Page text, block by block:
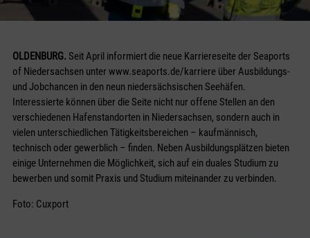
OLDENBURG. Seit April informiert die neue Karriereseite der Seaports
of Niedersachsen unter www.seaports.de/karriere über Ausbildungs-
und Jobchancen in den neun niedersächsischen Seehäfen.
Interessierte können über die Seite nicht nur offene Stellen an den
verschiedenen Hafenstandorten in Niedersachsen, sondern auch in
vielen unterschiedlichen Tätigkeitsbereichen – kaufmännisch,
technisch oder gewerblich – finden. Neben Ausbildungsplätzen bieten
einige Unternehmen die Möglichkeit, sich auf ein duales Studium zu
bewerben und somit Praxis und Studium miteinander zu verbinden.
Foto: Cuxport